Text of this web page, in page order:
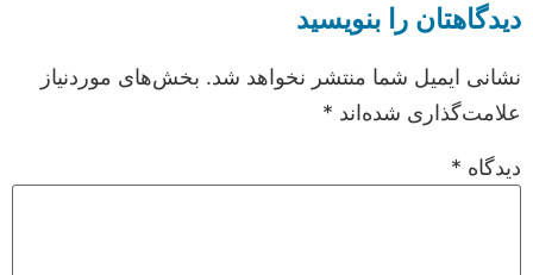
دیدگاهتان را بنویسید
نشانی ایمیل شما منتشر نخواهد شد. بخش‌های موردنیاز
علامت‌گذاری شده‌اند *
دیدگاه *